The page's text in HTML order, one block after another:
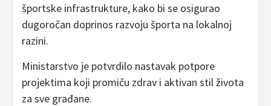
športske infrastrukture, kako bi se osigurao
dugoročan doprinos razvoju športa na lokalnoj
razini.
Ministarstvo je potvrdilo nastavak potpore
projektima koji promiču zdrav i aktivan stil života
za sve građane.